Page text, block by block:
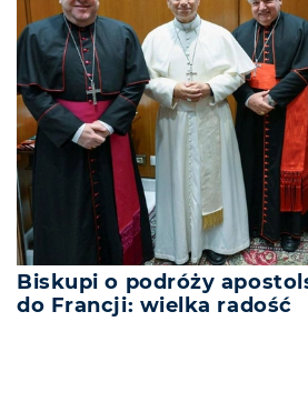
Biskupi o podróży
do Francji: wielka radość